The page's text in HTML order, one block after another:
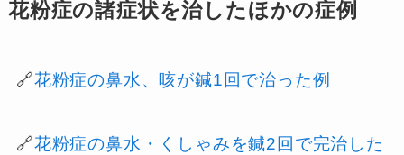
花粉症の諸症状を治したほかの症例
🔗花粉症の鼻水、咳が鍼1回で治った例
🔗花粉症の鼻水・くしゃみを鍼2回で完治した